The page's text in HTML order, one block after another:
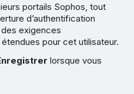
portails Sophos, tout
d’authentification
exigences
pour cet utilisateur.
lorsque vous